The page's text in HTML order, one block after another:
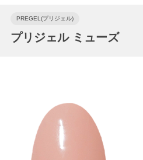
PREGEL(プリジェル)
プリジェル ミューズ